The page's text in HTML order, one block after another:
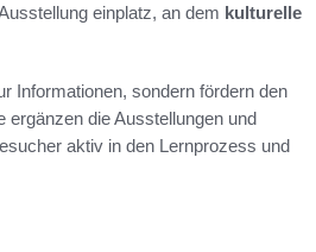
einplatz, an dem kulturelle
Informationen, sondern fördern den
die Ausstellungen und
aktiv in den Lernprozess und